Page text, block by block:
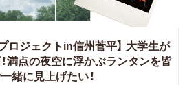
ロジェクトin信州菅平】 大学生が
満点の夜空に浮かぶランタンを皆
緒に見上げたい！